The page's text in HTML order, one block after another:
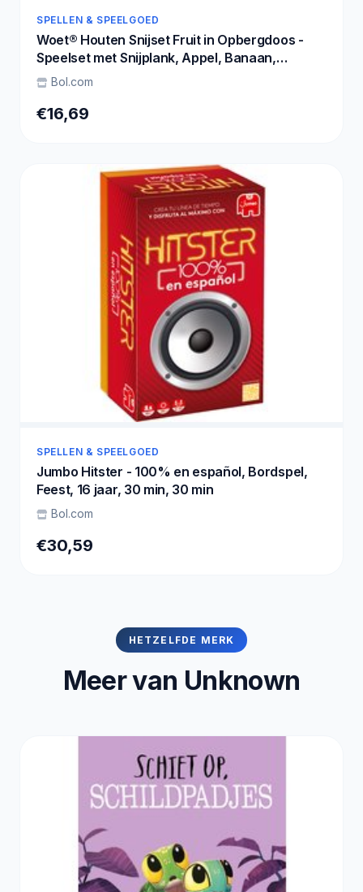
SPELLEN & SPEELGOED
Woet® Houten Snijset Fruit in Opbergdoos -
Speelset met Snijplank, Appel, Banaan,
Citroen, Aardbei - Educatief Speelgoedeten -
Rollenspel Keukenspeelgoed - Vanaf 2 Jaar
Bol.com
€16,69
SPELLEN & SPEELGOED
Jumbo Hitster - 100% en español, Bordspel,
Feest, 16 jaar, 30 min, 30 min
Bol.com
€30,59
HETZELFDE MERK
Meer van Unknown